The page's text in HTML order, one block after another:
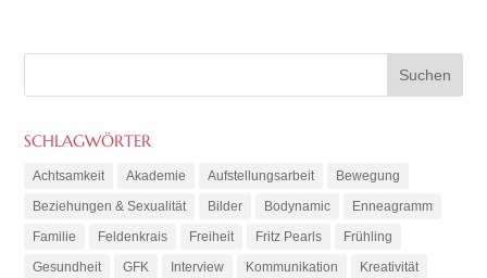
SCHLAGWÖRTER
Achtsamkeit Akademie Aufstellungsarbeit
Bewegung
Beziehungen & Sexualität
Bilder Bodynamic
Enneagramm
Familie
Feldenkrais Freiheit Fritz Pearls
Frühling
Gesundheit
GFK Interview Kommunikation Kreativität